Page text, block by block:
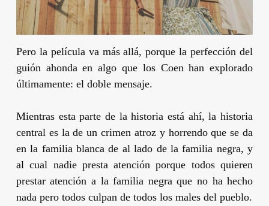
Pero la película va más allá, porque la perfección del
guión ahonda en algo que los Coenhan explorado
últimamente: el doble mensaje.
Mientras esta parte de la historia está ahí, la historia
central es la de un crimen atroz y horrendo que se da
en la familia blanca de al lado de la familia negra, y
al cual nadie presta atención porque todos quieren
prestar atención a la familia negra que no ha hecho
nada pero todos culpan de todos los males del pueblo.